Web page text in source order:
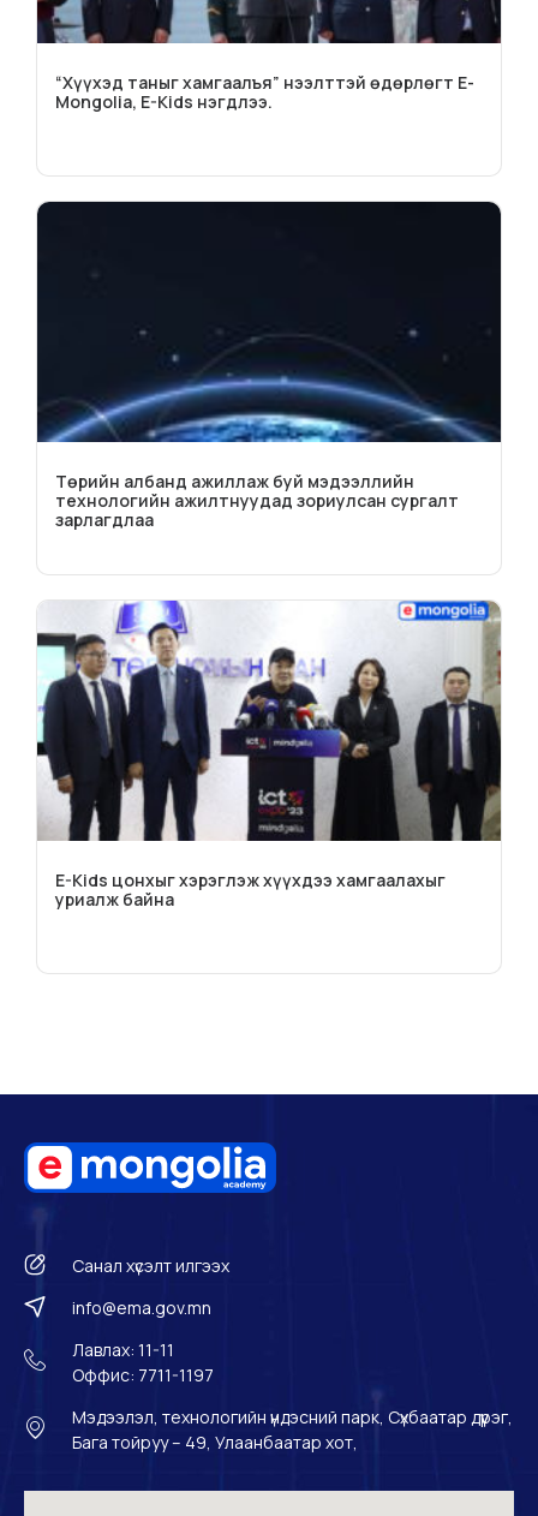
“Хүүхэд таныг хамгаалъя” нээлттэй өдөрлөгт E-
Mongolia, E-Kids нэгдлээ.
Төрийн албанд ажиллаж буй мэдээллийн
технологийн ажилтнуудад зориулсан сургалт
зарлагдлаа
E-Kids цонхыг хэрэглэж хүүхдээ хамгаалахыг
уриалж байна
Санал хүсэлт илгээх
info@ema.gov.mn
Лавлах: 11-11
Оффис: 7711-1197
Мэдээлэл, технологийн үндэсний парк, Сүхбаатар дүүрэг,
Бага тойруу – 49, Улаанбаатар хот,